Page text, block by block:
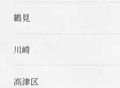
鶴見
川崎
高津区